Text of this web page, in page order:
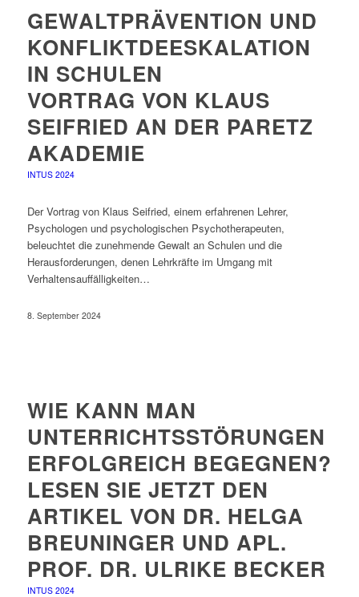
GEWALTPRÄVENTION UND
KONFLIKTDEESKALATION
IN SCHULEN
VORTRAG VON KLAUS
SEIFRIED AN DER PARETZ
AKADEMIE
INTUS 2024
Der Vortrag von Klaus Seifried, einem erfahrenen Lehrer,
Psychologen und psychologischen Psychotherapeuten,
beleuchtet die zunehmende Gewalt an Schulen und die
Herausforderungen, denen Lehrkräfte im Umgang mit
Verhaltensauffälligkeiten…
8. September 2024
WIE KANN MAN
UNTERRICHTSSTÖRUNGEN
ERFOLGREICH BEGEGNEN?
LESEN SIE JETZT DEN
ARTIKEL VON DR. HELGA
BREUNINGER UND APL.
PROF. DR. ULRIKE BECKER
INTUS 2024